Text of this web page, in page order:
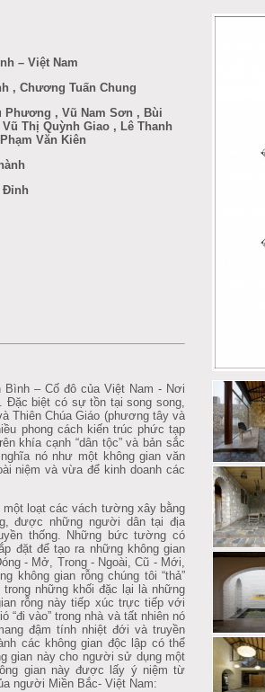
– Việt Nam
, Chương Tuấn Chung
Phương , Vũ Nam Sơn , Bùi
Thị Quỳnh Giao , Lê Thanh
Văn Kiên
Đỉnh
– Cố đô của Việt Nam - Nơi
Đặc biệt có sự tồn tại song song,
Thiên Chúa Giáo (phương tây và
phong cách kiến trúc phức tạp
khía cạnh “dân tộc” và bản sắc
nó như một không gian văn
niệm và vừa để kinh doanh các
loạt các vách tường xây bằng
được những người dân tại địa
thống. Những bức tường có
đặt để tạo ra những không gian
- Mở, Trong - Ngoài, Cũ - Mới,
không gian rỗng chúng tôi “thả”
những khối đặc lại là những
rỗng này tiếp xúc trực tiếp với
“đi vào” trong nhà và tất nhiên nó
đậm tính nhiệt đới và truyền
các không gian độc lập có thể
gian này cho người sử dụng một
gian này được lấy ý niệm từ
người Miền Bắc- Việt Nam: